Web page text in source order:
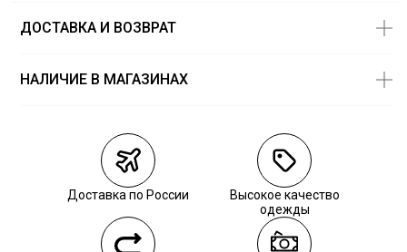
ХИМИЧЕСКАЯ ЧИСТКА:
СУШКА:не сушить в стиральной машине
ДОСТАВКА И ВОЗВРАТ
Курьерская доставка СДЭК
Самовывоз из пункта выдачи СДЭК
Самовывоз из наших магазинов
НАЛИЧИЕ В МАГАЗИНАХ
Доставка по России
Высокое качество
одежды